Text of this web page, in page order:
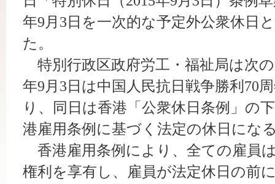
年9月3日を一次的な予定外公衆休日
た。
特別行政区政府労工・福祉局は次
年9月3日は中国人民抗日戦争勝利70
り、同日は香港「公衆休日条例」の
港雇用条例に基づく法定の休日にな
香港雇用条例により、全ての雇員
権利を享有し、雇員が法定休日の前